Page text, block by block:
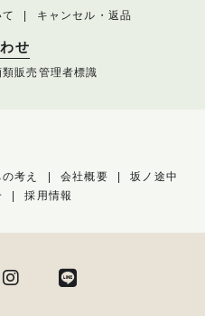
キャンセル・返品
せ
類販売管理者標識
考え 会社概要
坂ノ途中
採用情報